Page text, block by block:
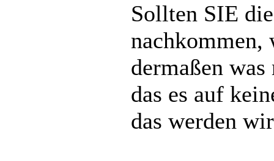
Sollten SIE
nachkommen,
dermaßen
das es auf
das werden